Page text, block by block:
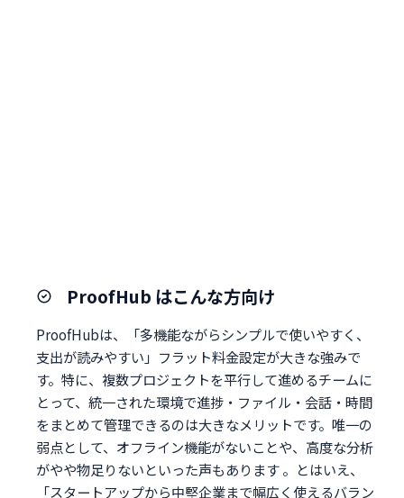
ProofHub はこんな方向け
ProofHubは、「多機能ながらシンプルで使いやすく、
支出が読みやすい」フラット料金設定が大きな強みで
す。特に、複数プロジェクトを平行して進めるチームに
とって、統一された環境で進捗・ファイル・会話・時間
をまとめて管理できるのは大きなメリットです。唯一の
弱点として、オフライン機能がないことや、高度な分析
がやや物足りないといった声もあります 。とはいえ、
「スタートアップから中堅企業まで幅広く使えるバラン